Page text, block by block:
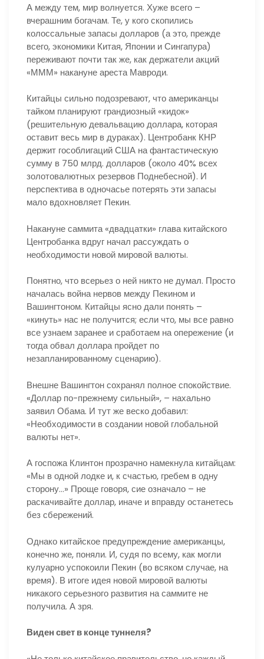
А между тем, мир волнуется. Хуже всего –
вчерашним богачам. Те, у кого скопились
колоссальные запасы долларов (а это, прежде
всего, экономики Китая, Японии и Сингапура)
переживают почти так же, как держатели акций
«МММ» накануне ареста Мавроди.
Китайцы сильно подозревают, что американцы
тайком планируют грандиозный «кидок»
(решительную девальвацию доллара, которая
оставит весь мир в дураках). Центробанк КНР
держит гособлигаций США на фантастическую
сумму в 750 млрд. долларов (около 40% всех
золотовалютных резервов Поднебесной). И
перспектива в одночасье потерять эти запасы
мало вдохновляет Пекин.
Накануне саммита «двадцатки» глава китайского
Центробанка вдруг начал рассуждать о
необходимости новой мировой валюты.
Понятно, что всерьез о ней никто не думал. Просто
началась война нервов между Пекином и
Вашингтоном. Китайцы ясно дали понять –
«кинуть» нас не получится; если что, мы все равно
все узнаем заранее и сработаем на опережение (и
тогда обвал доллара пройдет по
незапланированному сценарию).
Внешне Вашингтон сохранял полное спокойствие.
«Доллар по-прежнему сильный», – нахально
заявил Обама. И тут же веско добавил:
«Необходимости в создании новой глобальной
валюты нет».
А госпожа Клинтон прозрачно намекнула китайцам:
«Мы в одной лодке и, к счастью, гребем в одну
сторону…» Проще говоря, сие означало – не
раскачивайте доллар, иначе и вправду останетесь
без сбережений.
Однако китайское предупреждение американцы,
конечно же, поняли. И, судя по всему, как могли
кулуарно успокоили Пекин (во всяком случае, на
время). В итоге идея новой мировой валюты
никакого серьезного развития на саммите не
получила. А зря.
Виден светв конце туннеля?